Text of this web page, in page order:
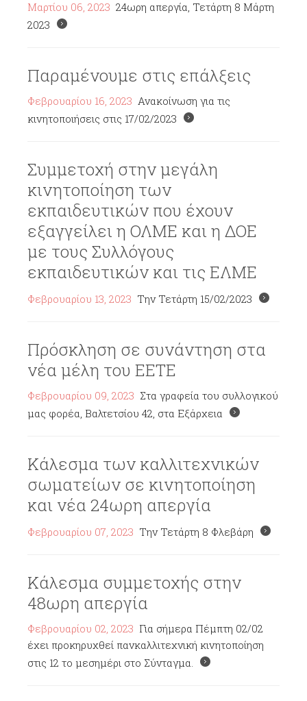
Μαρτίου 06, 2023 24ωρη απεργία, Τετάρτη 8 Μάρτη
2023
Παραμένουμε στις επάλξεις
Φεβρουαρίου 16, 2023 Ανακοίνωση για τις
κινητοποιήσεις στις 17/02/2023
Συμμετοχή στην μεγάλη
κινητοποίηση των
εκπαιδευτικών που έχουν
εξαγγείλει η ΟΛΜΕ και η ΔΟΕ
με τους Συλλόγους
εκπαιδευτικών και τις ΕΛΜΕ
Φεβρουαρίου 13, 2023 Την Τετάρτη 15/02/2023
Πρόσκληση σε συνάντηση στα
νέα μέλη του ΕΕΤΕ
Φεβρουαρίου 09, 2023 Στα γραφεία του συλλογικού
μας φορέα, Βαλτετσίου 42, στα Εξάρχεια
Κάλεσμα των καλλιτεχνικών
σωματείων σε κινητοποίηση
και νέα 24ωρη απεργία
Φεβρουαρίου 07, 2023 Την Τετάρτη 8 Φλεβάρη
Κάλεσμα συμμετοχής στην
48ωρη απεργία
Φεβρουαρίου 02, 2023 Για σήμερα Πέμπτη 02/02
έχει προκηρυχθεί πανκαλλιτεχνική κινητοποίηση
στις 12 το μεσημέρι στο Σύνταγμα.